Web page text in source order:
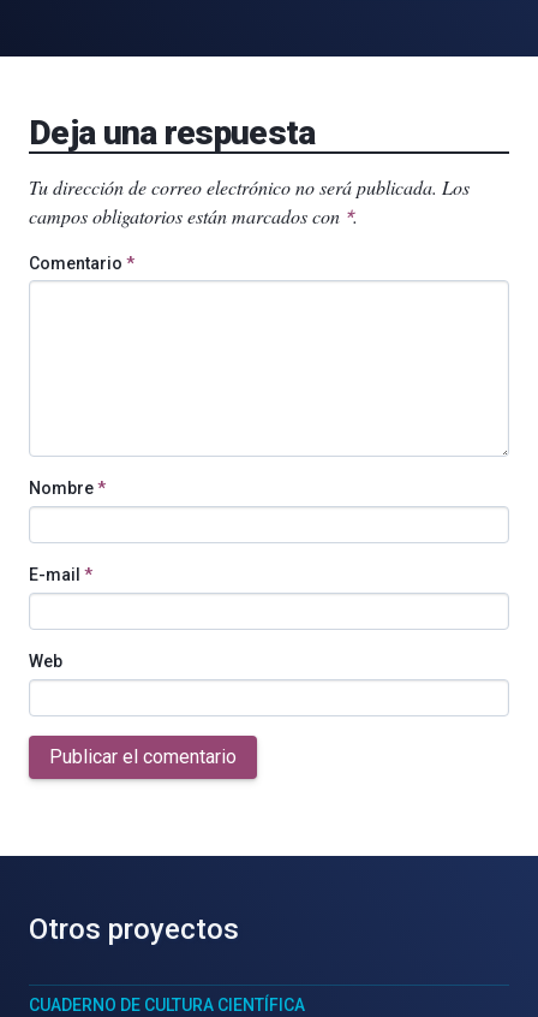
Deja una respuesta
Tu dirección de correo electrónico no será publicada. Los
campos obligatorios están marcados con *.
Comentario *
Nombre*
E-mail *
Web
Publicar el comentario
Otros proyectos
CUADERNO DE CULTURA CIENTÍFICA